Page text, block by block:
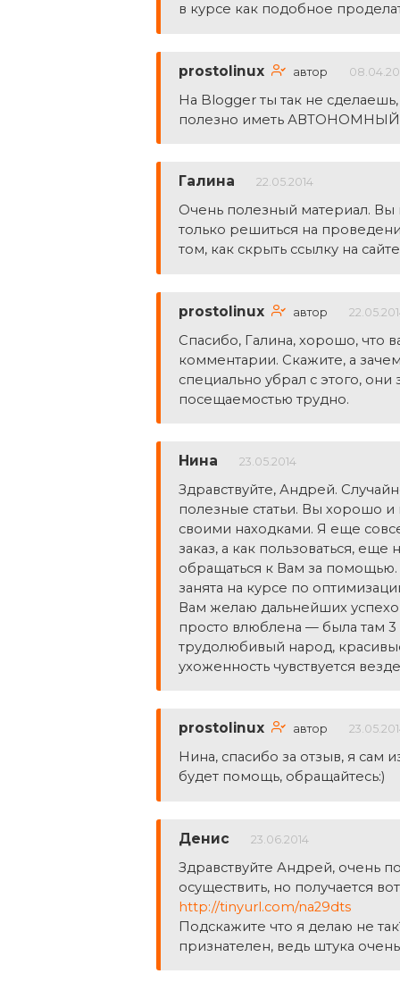
в курсе как подобное
prostolinux автор
На Blogger ты так не
полезно иметь АВТОНОМНЫЙ
Галина 22.05.2014
Очень полезный материал. Вы
только решиться на
том, как скрыть ссылку на
prostolinux автор
Спасибо, Галина, хорошо, что
комментарии. Скажите, а
специально убрал с этого, они
посещаемостью трудно.
Нина 23.05.2014
Здравствуйте, Андрей.
полезные статьи. Вы хорошо и
своими находками. Я еще
заказ, а как пользоваться,
обращаться к Вам за помощью.
занята на курсе по
Вам желаю дальнейших
просто влюблена — была там 3
трудолюбивый народ,
ухоженность чувствуется
prostolinux автор
Нина, спасибо за отзыв, я сам
будет помощь, обращайтесь:)
Денис 23.06.2014
Здравствуйте Андрей, очень
осуществить, но получается
http://tinyurl.com/na29dts
Подскажите что я делаю не
признателен, ведь штука